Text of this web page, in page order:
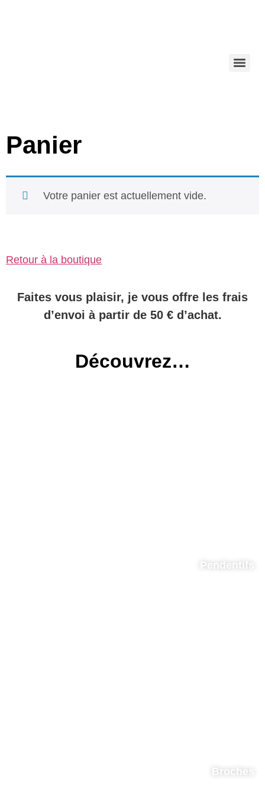
Panier
Votre panier est actuellement vide.
Retour à la boutique
Faites vous plaisir, je vous offre les frais
d’envoi à partir de 50 € d’achat.
Découvrez…
Pendentifs
Broches